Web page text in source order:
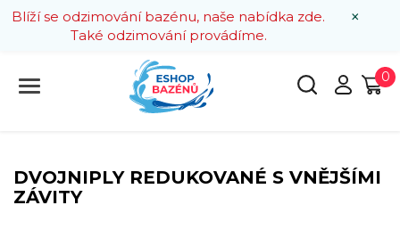
×
Blíží se odzimování bazénu, naše nabídka zde.
Také odzimování provádíme.
0
DVOJNIPLY REDUKOVANÉ S VNĚJŠÍMI
ZÁVITY